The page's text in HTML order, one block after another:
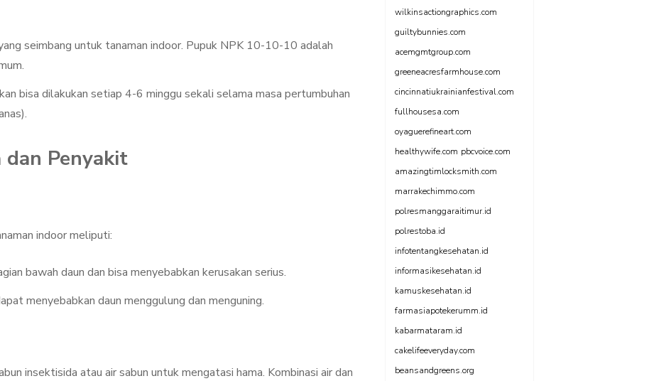
seimbang untuk tanaman indoor. Pupuk NPK 10-10-10 adalah
bisa dilakukan setiap 4-6 minggu sekali selama masa pertumbuhan
dan Penyakit
indoor meliputi:
bawah daun dan bisa menyebabkan kerusakan serius.
menyebabkan daun menggulung dan menguning.
insektisida atau air sabun untuk mengatasi hama. Kombinasi air dan
wilkinsactiongraphics.com
guiltybunnies.com
acemgmtgroup.com
greeneacresfarmhouse.com
cincinnatiukrainianfestival.com
fullhousesa.com
oyaguerefineart.com
healthywife.com pbcvoice.com
amazingtimlocksmith.com
marrakechimmo.com
polresmanggaraitimur.id
polrestoba.id
infotentangkesehatan.id
informasikesehatan.id
kamuskesehatan.id
farmasiapotekerumm.id
kabarmataram.id
cakelifeeveryday.com
beansandgreens.org